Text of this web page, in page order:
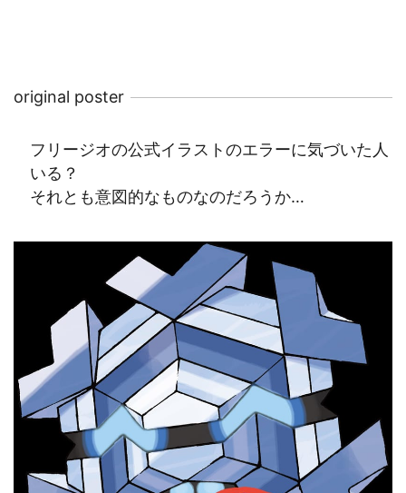
original poster
フリージオの公式イラストのエラーに気づいた人
いる？
それとも意図的なものなのだろうか…